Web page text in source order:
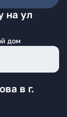
на ул
дом
в г.